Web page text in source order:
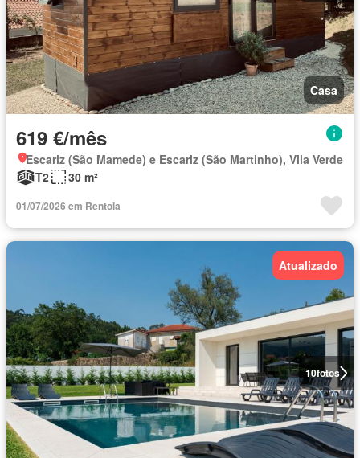
Casa
619 €/mês
Escariz (São Mamede) e Escariz (São Martinho), Vila Verde
T2
30 m²
01/07/2026 em Rentola
10fotos
Atualizado